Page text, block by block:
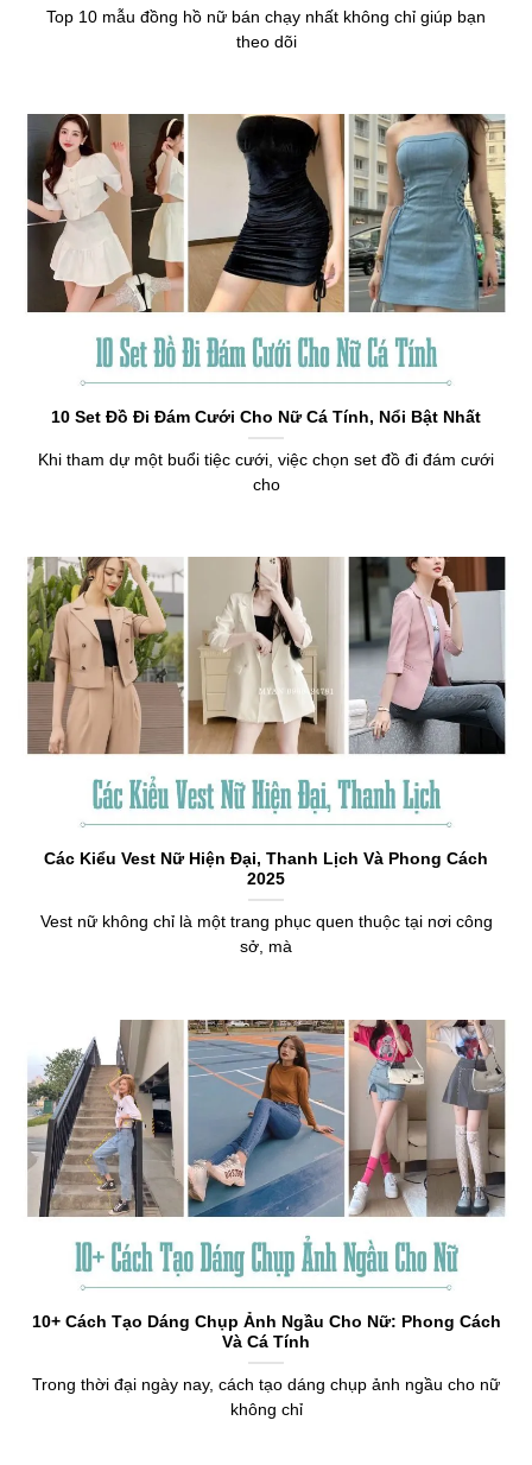
Top 10 mẫu đồng hồ nữ bán chạy nhất không chỉ giúp bạn
theo dõi
10 Set Đồ Đi Đám Cưới Cho Nữ Cá Tính, Nổi Bật Nhất
Khi tham dự một buổi tiệc cưới, việc chọn set đồ đi đám cưới
cho
Các Kiểu Vest Nữ Hiện Đại, Thanh Lịch Và Phong Cách
2025
Vest nữ không chỉ là một trang phục quen thuộc tại nơi công
sở, mà
10+ Cách Tạo Dáng Chụp Ảnh Ngầu Cho Nữ: Phong Cách
Và Cá Tính
Trong thời đại ngày nay, cách tạo dáng chụp ảnh ngầu cho nữ
không chỉ